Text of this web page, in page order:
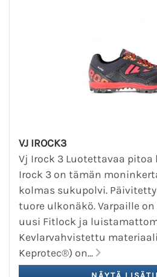
VJ IROCK3
Vj Irock 3 Luotettavaa
Irock 3 on tämän
kolmas sukupolvi.
tuore ulkonäkö. Varpaille
uusi Fitlock ja
Kevlarvahvistettu
Keprotec®) on...